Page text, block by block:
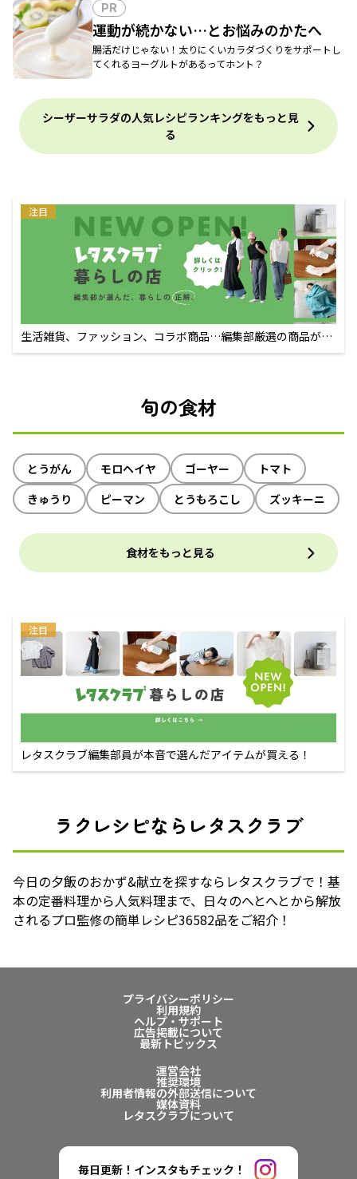
PR
運動が続かない…とお悩みのかたへ
腸活だけじゃない！太りにくいカラダづくりをサポートし
てくれるヨーグルトがあるってホント？
シーザーサラダの人気レシピランキングをもっと見
る
注目
生活雑貨、ファッション、コラボ商品…編集部厳選の商品が買
えるECサイト
旬の食材
とうがん モロヘイヤ ゴーヤー
トマト
きゅうり
ピーマン とうもろこし ズッキーニ
食材をもっと見る
注目
レタスクラブ編集部員が本音で選んだアイテムが買える！
ラクレシピならレタスクラブ
今日の夕飯のおかず&献立を探すならレタスクラブで！基
本の定番料理から人気料理まで、日々のへとへとから解放
されるプロ監修の簡単レシピ36582品をご紹介！
プライバシーポリシー
利用規約
ヘルプ・サポート
広告掲載について
最新トピックス
運営会社
推奨環境
利用者情報の外部送信について
媒体資料
レタスクラブについて
毎日更新！インスタもチェック！